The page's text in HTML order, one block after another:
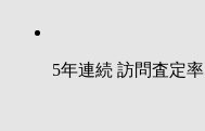
5年連続 訪問査定率